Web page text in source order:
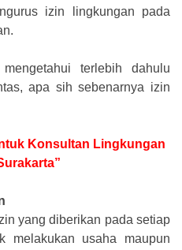
izin lingkungan pada
terlebih dahulu
apa sih sebenarnya izin
Konsultan Lingkungan
yang diberikan pada setiap
melakukan usaha maupun